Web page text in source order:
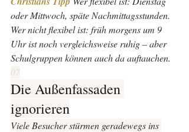
oder Mittwoch, späte Nachmittagsstunden.
Wer nicht flexibel ist: früh morgens um 9
Uhr ist noch vergleichsweise ruhig – aber
Schulgruppen können auch da auftauchen.
07
Die Außenfassaden
ignorieren
Viele Besucher stürmen geradewegs ins